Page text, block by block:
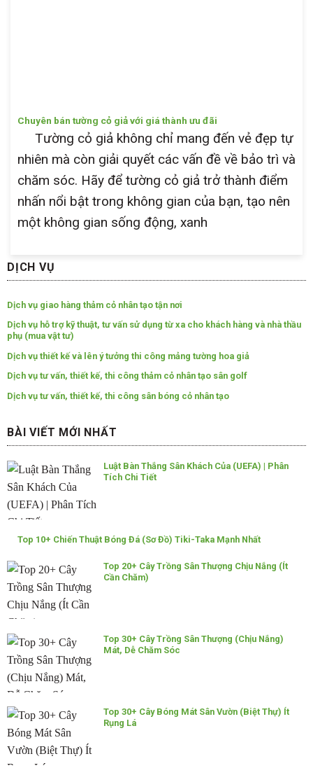
Chuyên bán tường cỏ giả với giá thành ưu đãi
Tường cỏ giả không chỉ mang đến vẻ đẹp tự
nhiên mà còn giải quyết các vấn đề về bảo trì và
chăm sóc. Hãy để tường cỏ giả trở thành điểm
nhấn nổi bật trong không gian của bạn, tạo nên
một không gian sống động, xanh
DỊCH VỤ
Dịch vụ giao hàng thảm cỏ nhân tạo tận nơi
Dịch vụ hỗ trợ kỹ thuật, tư vấn sử dụng từ xa cho khách hàng và nhà thầu
phụ (mua vật tư)
Dịch vụ thiết kế và lên ý tưởng thi công mảng tường hoa giả
Dịch vụ tư vấn, thiết kế, thi công thảm cỏ nhân tạo sân golf
Dịch vụ tư vấn, thiết kế, thi công sân bóng cỏ nhân tạo
BÀI VIẾT MỚI NHẤT
Luật Bàn Thắng Sân Khách Của (UEFA) | Phân
Tích Chi Tiết
Top 10+ Chiến Thuật Bóng Đá (Sơ Đồ) Tiki-Taka Mạnh Nhất
Top 20+ Cây Trồng Sân Thượng Chịu Nắng (Ít
Cần Chăm)
Top 30+ Cây Trồng Sân Thượng (Chịu Nắng)
Mát, Dễ Chăm Sóc
Top 30+ Cây Bóng Mát Sân Vườn (Biệt Thự) Ít
Rụng Lá